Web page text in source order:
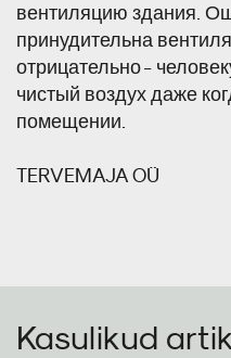
вентиляцию здания.
принудительна
отрицательно -
чистый воздух даже
помещении.
TERVEMAJA OÜ
Kasulikud